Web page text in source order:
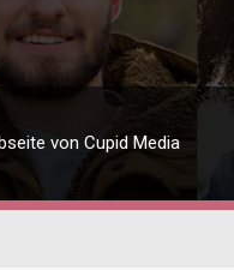
von Cupid Media